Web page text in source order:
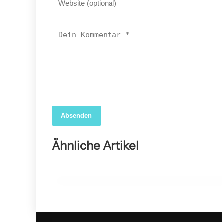
Absenden
Ähnliche Artikel
Forscher nutzen KI, um das wahre Ausmaß der